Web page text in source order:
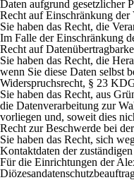
Daten aufgrund gesetzlicher
Recht auf Einschränkung
Sie haben das Recht, die
Im Falle der Einschränkung
Recht auf
Sie haben das Recht, die
wenn Sie diese Daten selbst
Widerspruchsrecht, § 23
Sie haben das Recht, aus
die Datenverarbeitung zur
vorliegen und, soweit dies
Recht zur Beschwerde bei
Sie haben das Recht, sich
Kontaktdaten der
Für die Einrichtungen der